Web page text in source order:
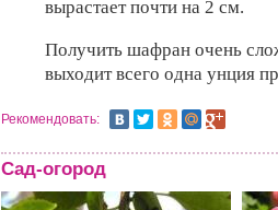
вырастает почти на 2 см.
Получить шафран очень
выходит всего одна унция
Рекомендовать:
Сад-огород